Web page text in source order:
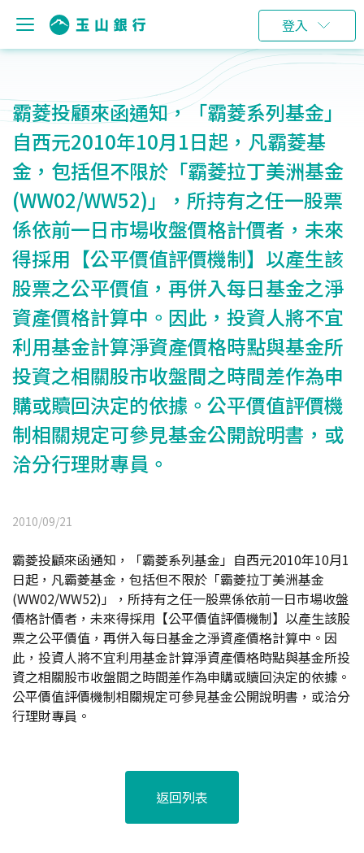
登入
霸菱投顧來函通知，「霸菱系列基金」
自西元2010年10月1日起，凡霸菱基
金，包括但不限於「霸菱拉丁美洲基金
(WW02/WW52)」，所持有之任一股票
係依前一日市場收盤價格計價者，未來
得採用【公平價值評價機制】以產生該
股票之公平價值，再併入每日基金之淨
資產價格計算中。因此，投資人將不宜
利用基金計算淨資產價格時點與基金所
投資之相關股市收盤間之時間差作為申
購或贖回決定的依據。公平價值評價機
制相關規定可參見基金公開說明書，或
洽分行理財專員。
2010/09/21
霸菱投顧來函通知，「霸菱系列基金」自西元2010年10月1
日起，凡霸菱基金，包括但不限於「霸菱拉丁美洲基金
(WW02/WW52)」，所持有之任一股票係依前一日市場收盤
價格計價者，未來得採用【公平價值評價機制】以產生該股
票之公平價值，再併入每日基金之淨資產價格計算中。因
此，投資人將不宜利用基金計算淨資產價格時點與基金所投
資之相關股市收盤間之時間差作為申購或贖回決定的依據。
公平價值評價機制相關規定可參見基金公開說明書，或洽分
行理財專員。
返回列表